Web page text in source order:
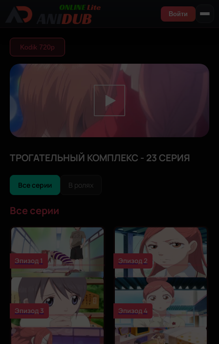
Войти
Kodik 720р
ТРОГАТЕЛЬНЫЙ КОМПЛЕКС - 23 СЕРИЯ
Все серии В ролях
Все серии
Эпизод 1 Эпизод 2
Эпизод 3 Эпизод 4